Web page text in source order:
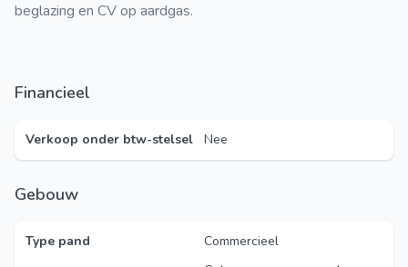
beglazing en CV op aardgas.
Financieel
Verkoop onder btw-stelsel Nee
Gebouw
Type pand
Commercieel